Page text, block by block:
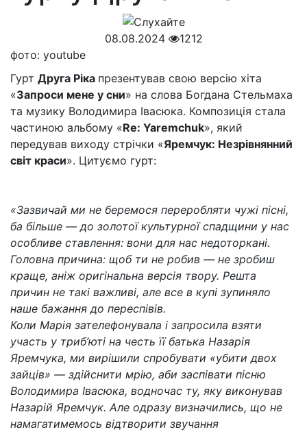
08.08.2024
1212
фото: youtube
Гурт Друга Ріка презентував свою версію хіта
«Запроси мене у сни» на слова Богдана Стельмаха
та музику Володимира Івасюка. Композиція стала
частиною альбому «Re: Yaremchuk», який
передував виходу стрічки «Яремчук: Незрівнянний
світ краси». Цитуємо гурт:
«Зазвичай ми не беремося переробляти чужі пісні,
ба більше — до золотої культурної спадщини у нас
особливе ставлення: вони для нас недоторкані.
Головна причина: щоб ти не робив — не зробиш
краще, аніж оригінальна версія твору. Решта
причин не такі важливі, але все в купі зупиняло
наше бажання до переспівів.
Коли Марія зателефонувала і запросила взяти
участь у триб’юті на честь її батька Назарія
Яремчука, ми вирішили спробувати «убити двох
зайців» — здійснити мрію, аби заспівати пісню
Володимира Івасюка, водночас ту, яку виконував
Назарій Яремчук. Але одразу визначились, що не
намагатимемось відтворити звучання